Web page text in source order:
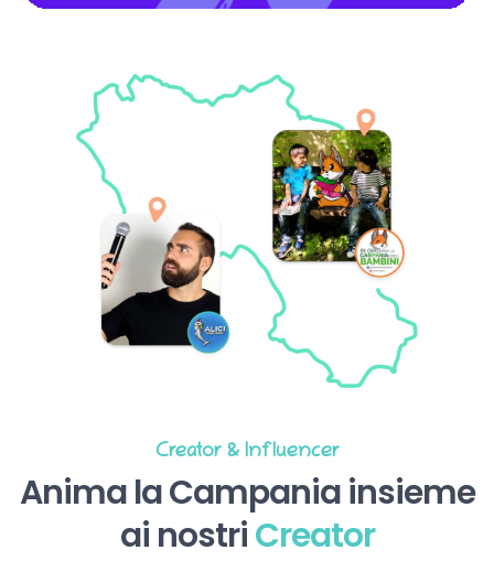
Creator & Influencer
Anima la Campania insieme
ai nostriCreator